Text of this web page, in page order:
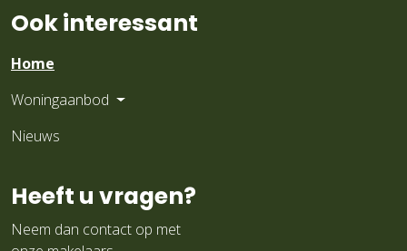
Ook interessant
Home
Woningaanbod
Nieuws
Heeft u vragen?
Neem dan contact op met